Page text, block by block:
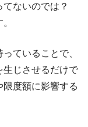
ないのでは？
ていることで、
生じさせるだけで
度額に影響する